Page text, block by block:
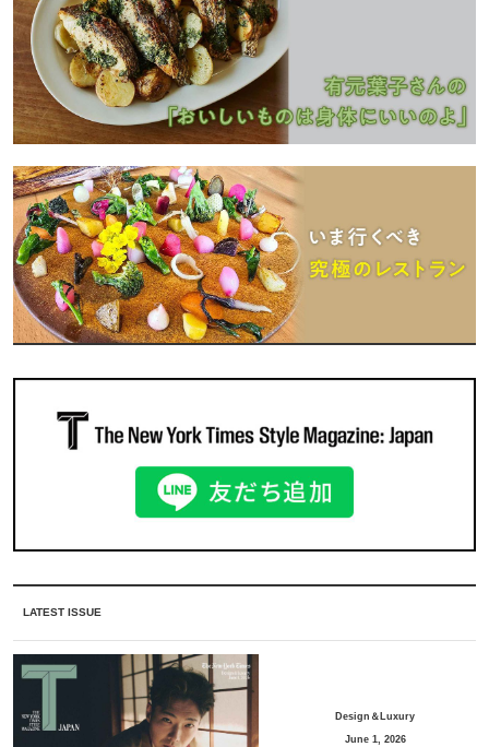
LATEST ISSUE
Design＆Luxury
June 1, 2026